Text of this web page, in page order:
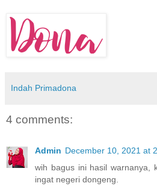
Indah Primadona
4 comments:
Admin December 10, 2021 at
wih bagus ini hasil warnanya,
ingat negeri dongeng.